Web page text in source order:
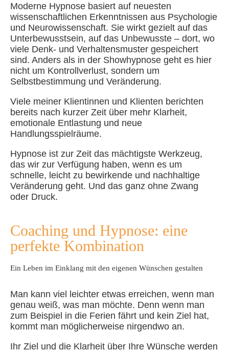
Moderne Hypnose basiert auf neuesten
wissenschaftlichen Erkenntnissen aus Psychologie
und Neurowissenschaft. Sie wirkt gezielt auf das
Unterbewusstsein, auf das Unbewusste – dort, wo
viele Denk- und Verhaltensmuster gespeichert
sind. Anders als in der Showhypnose geht es hier
nicht um Kontrollverlust, sondern um
Selbstbestimmung und Veränderung.
Viele meiner Klientinnen und Klienten berichten
bereits nach kurzer Zeit über mehr Klarheit,
emotionale Entlastung und neue
Handlungsspielräume.
Hypnose ist zur Zeit das mächtigste Werkzeug,
das wir zur Verfügung haben, wenn es um
schnelle, leicht zu bewirkende und nachhaltige
Veränderung geht. Und das ganz ohne Zwang
oder Druck.
Coaching und Hypnose: eine
perfekte Kombination
Ein Leben im Einklang mit den eigenen Wünschen gestalten
Man kann viel leichter etwas erreichen, wenn man
genau weiß, was man möchte. Denn wenn man
zum Beispiel in die Ferien fährt und kein Ziel hat,
kommt man möglicherweise nirgendwo an.
Ihr Ziel und die Klarheit über Ihre Wünsche werden